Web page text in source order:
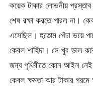
কয়েক টাকার লোভনীয়
শেষ রক্ষা করতে পারল না।
এসেছিল। হুতোম পেঁচা ভয়ে
কেবল শাহিদা। সে খুব ভাল
জন্য পৃথিবীতে কোন আইন
কেবল ক্ষমতা আর টাকার